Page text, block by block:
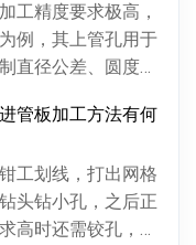
工精度要求极高，
例，其上管孔用于
直径公差、圆度、
能。板...
管板加工方法有何
工划线，打出网格
头钻小孔，之后正
高时还需铰孔，最